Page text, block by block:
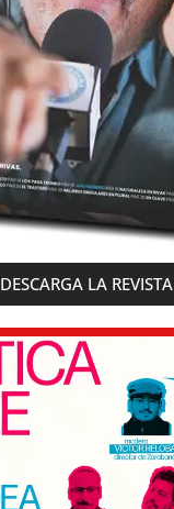
DESCARGA LA REVISTA